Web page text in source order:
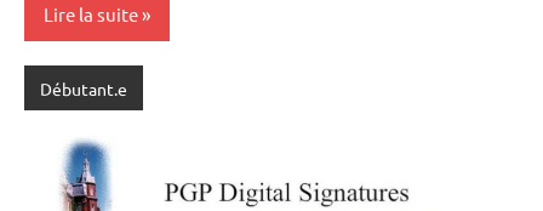
Lire la suite
Débutant.e